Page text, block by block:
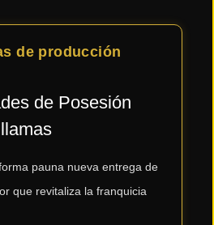
de producción
de Posesión
pauna nueva entrega de
que revitaliza la franquicia